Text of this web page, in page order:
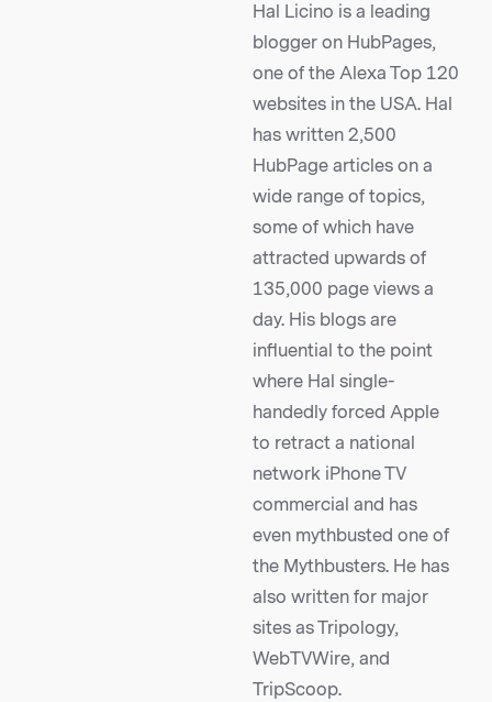
Hal Licino is a leading
blogger on HubPages,
one of the Alexa Top 120
websites in the USA. Hal
has written 2,500
HubPage articles on a
wide range of topics,
some of which have
attracted upwards of
135,000 page views a
day. His blogs are
influential to the point
where Hal single-
handedly forced Apple
to retract a national
network iPhone TV
commercial and has
even mythbusted one of
the Mythbusters. He has
also written for major
sites as Tripology,
WebTVWire, and
TripScoop.